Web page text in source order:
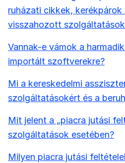
ruházati cikkek,
visszahozott
Vannak-e vámok a
importált szoftverekre?
Mi a kereskedelmi
szolgáltatásokért és a
Mit jelent a „piacra jutási
szolgáltatások esetében?
Milyen piacra jutási